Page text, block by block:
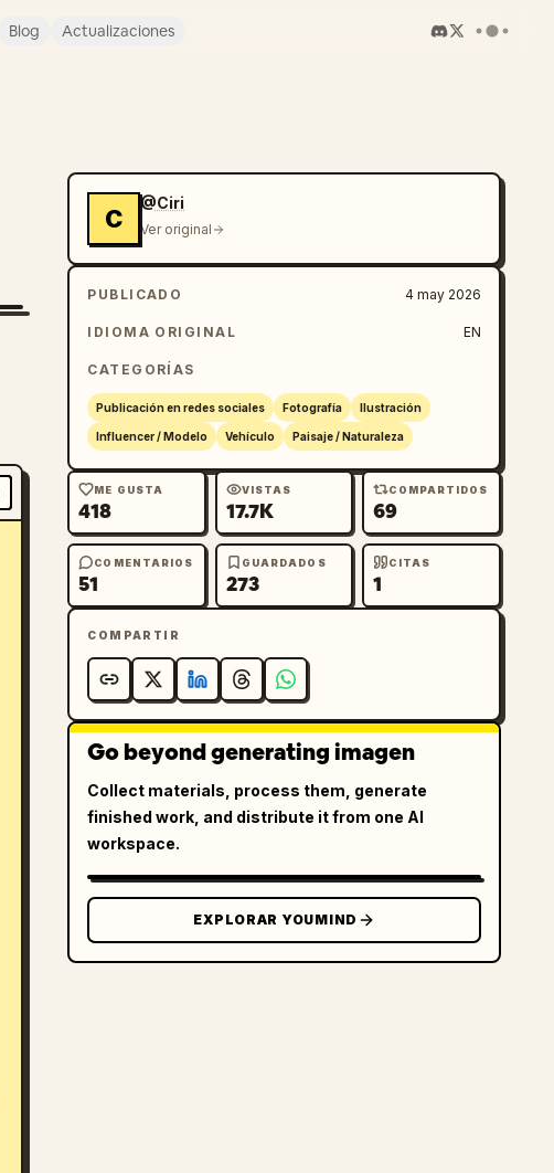
Blog Actualizaciones
C
@Ciri
Ver original
PUBLICADO 4 may 2026
IDIOMA ORIGINAL EN
CATEGORÍAS
Publicación en redes sociales Fotografía Ilustración
Influencer / Modelo Vehículo Paisaje / Naturaleza
ME GUSTA
418
VISTAS
17.7K
COMPARTIDOS
69
COMENTARIOS
51
GUARDADOS
273
CITAS
1
COMPARTIR
Go beyond generating imagen
Collect materials, process them, generate
finished work, and distribute it from one AI
workspace.
EXPLORAR YOUMIND